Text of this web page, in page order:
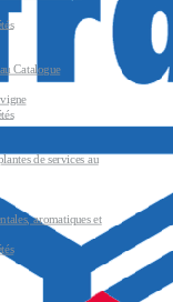
Catalogue
de services au
aromatiques et